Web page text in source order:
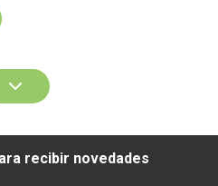
recibir novedades